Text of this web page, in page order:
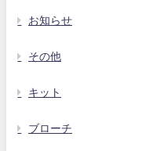
お知らせ
その他
キット
ブローチ